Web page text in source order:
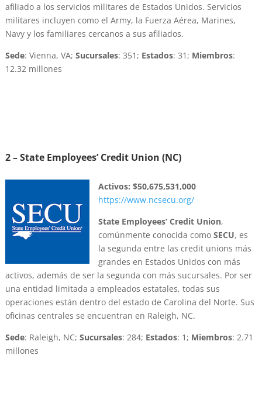
afiliado a los servicios militares de Estados Unidos. Servicios
militares incluyen como el Army, la Fuerza Aérea, Marines,
Navy y los familiares cercanos a sus afiliados.
Sede: Vienna, VA; Sucursales: 351; Estados: 31; Miembros:
12.32 millones
2 – State Employees’ Credit Union (NC)
Activos: $50,675,531,000
https://www.ncsecu.org/
State Employees’ Credit Union,
comúnmente conocida como SECU, es
la segunda entre las credit unions más
grandes en Estados Unidos con más
activos, además de ser la segunda con más sucursales. Por ser
una entidad limitada a empleados estatales, todas sus
operaciones están dentro del estado de Carolina del Norte. Sus
oficinas centrales se encuentran en Raleigh, NC.
Sede: Raleigh, NC; Sucursales: 284; Estados: 1; Miembros: 2.71
millones